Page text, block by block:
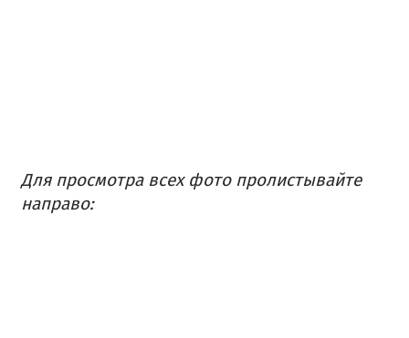
Для просмотра всех фото пролистывайте
направо: